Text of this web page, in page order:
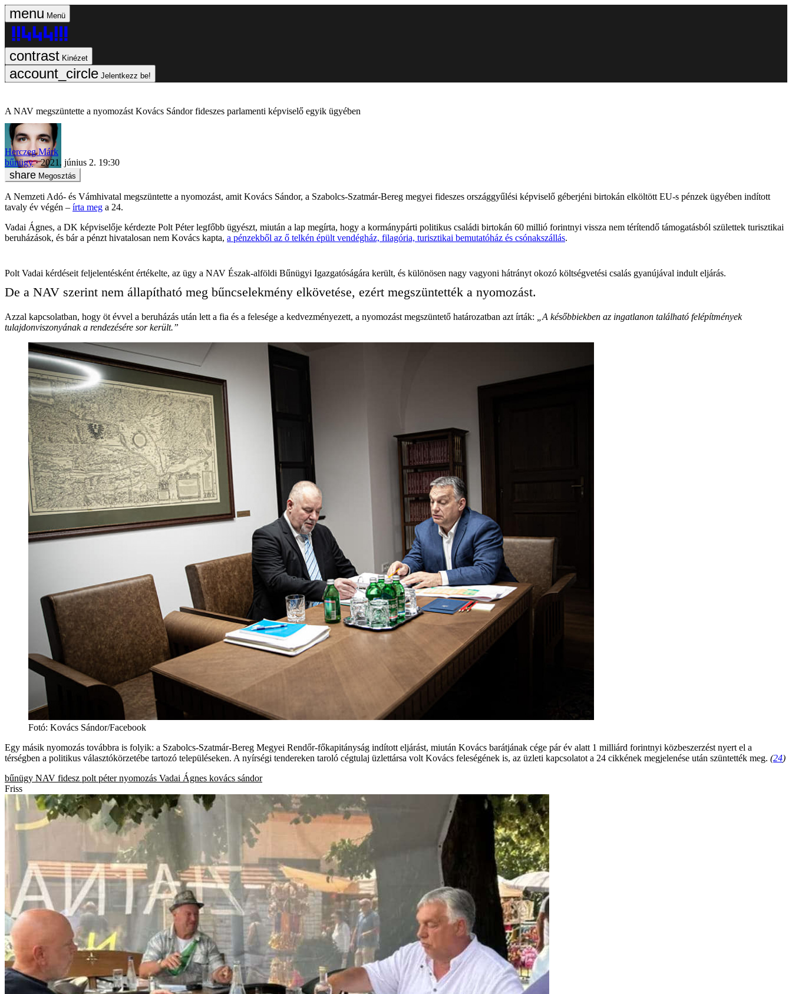
Menü
Kinézet
Jelentkezz be!
A NAV megszüntette a nyomozást Kovács Sándor fideszes parlamenti képviselő egyik ügyében
Herczeg Márk
bűnügy
2021. június 2. 19:30
Megosztás
A Nemzeti Adó- és Vámhivatal megszüntette a nyomozást, amit Kovács Sándor, a Szabolcs-Szatmár-Bereg megyei fideszes országgyűlési képviselő géberjéni birtokán elköltött EU-s pénzek ügyében indított
tavaly év végén – írta meg a 24.
Vadai Ágnes, a DK képviselője kérdezte Polt Péter legfőbb ügyészt, miután a lap megírta, hogy a kormánypárti politikus családi birtokán 60 millió forintnyi vissza nem térítendő támogatásból születtek turisztikai
beruházások, és bár a pénzt hivatalosan nem Kovács kapta, a pénzekből az ő telkén épült vendégház, filagória, turisztikai bemutatóház és csónakszállás.
Polt Vadai kérdéseit feljelentésként értékelte, az ügy a NAV Észak-alföldi Bűnügyi Igazgatóságára került, és különösen nagy vagyoni hátrányt okozó költségvetési csalás gyanújával indult eljárás.
De a NAV szerint nem állapítható meg bűncselekmény elkövetése, ezért megszüntették a nyomozást.
Azzal kapcsolatban, hogy öt évvel a beruházás után lett a fia és a felesége a kedvezményezett, a nyomozást megszüntető határozatban azt írták:
„A későbbiekben az ingatlanon található felépítmények
tulajdonviszonyának a rendezésére sor került.”
Fotó: Kovács Sándor/Facebook
Egy másik nyomozás továbbra is folyik: a Szabolcs-Szatmár-Bereg Megyei Rendőr-főkapitányság indított eljárást, miután Kovács barátjának cége pár év alatt 1 milliárd forintnyi közbeszerzést nyert el a
térségben a politikus választókörzetébe tartozó településeken. A nyírségi tendereken taroló cégtulaj üzlettársa volt Kovács feleségének is, az üzleti kapcsolatot a 24 cikkének megjelenése után szüntették meg. (24)
bűnügy NAV fidesz polt péter nyomozás Vadai Ágnes kovács sándor
Friss